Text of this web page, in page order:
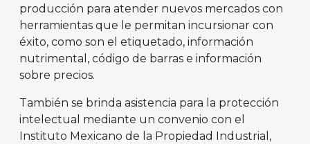
producción para atender nuevos mercados con
herramientas que le permitan incursionar con
éxito, como son el etiquetado, información
nutrimental, código de barras e información
sobre precios.
También se brinda asistencia para la protección
intelectual mediante un convenio con el
Instituto Mexicano de la Propiedad Industrial,